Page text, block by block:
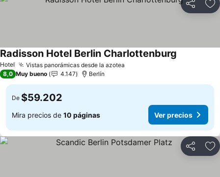
Compartir
Hotel Vistas panorámicas desde la azotea
Radisson Hotel Berlin Charlottenburg
8,0 Muy bueno 4.147 Berlín
De $59.202
Mira precios de 10 páginas Ver precios
Compartir